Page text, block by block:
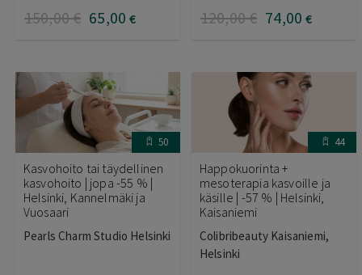
150,00€ 65,00 € 120,00€ 74,00 €
50
Kasvohoito tai täydellinen
kasvohoito | jopa -55 % |
Helsinki, Kannelmäki ja
Vuosaari
Pearls Charm Studio Helsinki
44
Happokuorinta +
mesoterapia kasvoille ja
käsille | -57 % | Helsinki,
Kaisaniemi
Colibribeauty Kaisaniemi,
Helsinki